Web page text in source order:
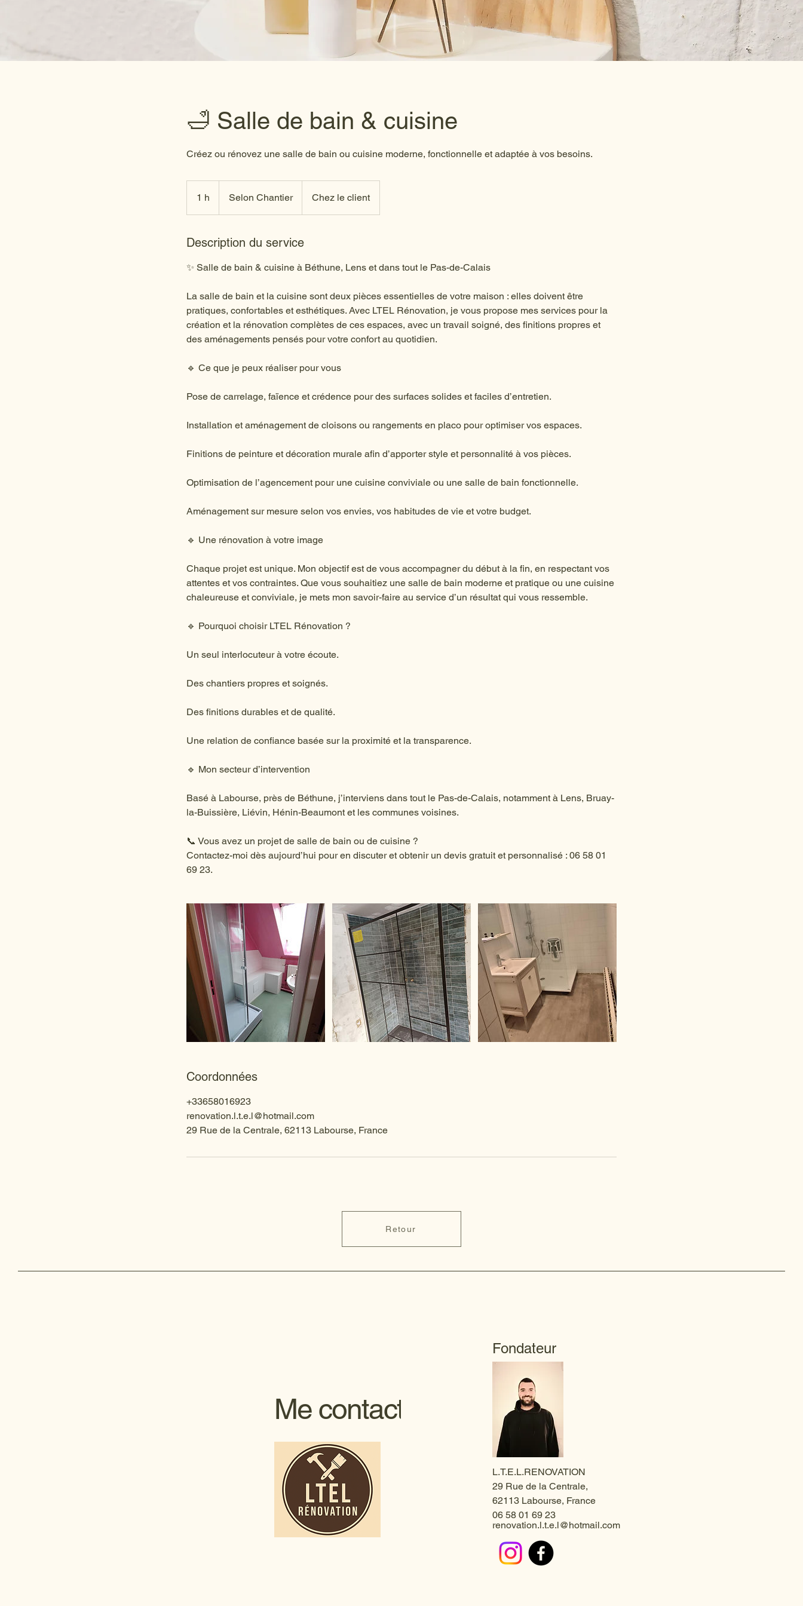
🛁 Salle de bain & cuisine
Créez ou rénovez une salle de bain ou cuisine moderne, fonctionnelle et adaptée à vos besoins.
1 h Selon Chantier Chez le client
Description du service
✨ Salle de bain & cuisine à Béthune, Lens et dans tout le Pas-de-Calais
La salle de bain et la cuisine sont deux pièces essentielles de votre maison : elles doivent être
pratiques, confortables et esthétiques. Avec LTEL Rénovation, je vous propose mes services pour la
création et la rénovation complètes de ces espaces, avec un travail soigné, des finitions propres et
des aménagements pensés pour votre confort au quotidien.
🔹 Ce que je peux réaliser pour vous
Pose de carrelage, faïence et crédence pour des surfaces solides et faciles d’entretien.
Installation et aménagement de cloisons ou rangements en placo pour optimiser vos espaces.
Finitions de peinture et décoration murale afin d’apporter style et personnalité à vos pièces.
Optimisation de l’agencement pour une cuisine conviviale ou une salle de bain fonctionnelle.
Aménagement sur mesure selon vos envies, vos habitudes de vie et votre budget.
🔹 Une rénovation à votre image
Chaque projet est unique. Mon objectif est de vous accompagner du début à la fin, en respectant vos
attentes et vos contraintes. Que vous souhaitiez une salle de bain moderne et pratique ou une cuisine
chaleureuse et conviviale, je mets mon savoir-faire au service d’un résultat qui vous ressemble.
🔹 Pourquoi choisir LTEL Rénovation ?
Un seul interlocuteur à votre écoute.
Des chantiers propres et soignés.
Des finitions durables et de qualité.
Une relation de confiance basée sur la proximité et la transparence.
🔹 Mon secteur d’intervention
Basé à Labourse, près de Béthune, j’interviens dans tout le Pas-de-Calais, notamment à Lens, Bruay-
la-Buissière, Liévin, Hénin-Beaumont et les communes voisines.
📞 Vous avez un projet de salle de bain ou de cuisine ?
Contactez-moi dès aujourd’hui pour en discuter et obtenir un devis gratuit et personnalisé : 06 58 01
69 23.
Coordonnées
+33658016923
renovation.l.t.e.l@hotmail.com
29 Rue de la Centrale, 62113 Labourse, France
Retour
Me contacter
Fondateur
L.T.E.L.RENOVATION
29 Rue de la Centrale,
62113 Labourse, France
renovation.l.t.e.l@hotmail.com
06 58 01 69 23